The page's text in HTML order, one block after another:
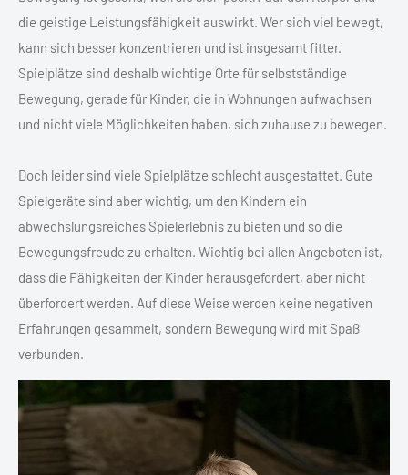
die geistige Leistungsfähigkeit auswirkt. Wer sich viel bewegt,
kann sich besser konzentrieren und ist insgesamt fitter.
Spielplätze sind deshalb wichtige Orte für selbstständige
Bewegung, gerade für Kinder, die in Wohnungen aufwachsen
und nicht viele Möglichkeiten haben, sich zuhause zu bewegen.
Doch leider sind viele Spielplätze schlecht ausgestattet. Gute
Spielgeräte sind aber wichtig, um den Kindern ein
abwechslungsreiches Spielerlebnis zu bieten und so die
Bewegungsfreude zu erhalten. Wichtig bei allen Angeboten ist,
dass die Fähigkeiten der Kinder herausgefordert, aber nicht
überfordert werden. Auf diese Weise werden keine negativen
Erfahrungen gesammelt, sondern Bewegung wird mit Spaß
verbunden.